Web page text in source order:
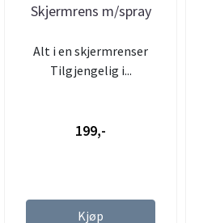
Skjermrens m/spray
Alt i en skjermrenser
Tilgjengelig i...
199,-
Kjøp